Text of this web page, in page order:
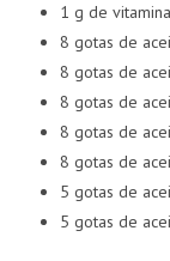
1 g de
8 gotas de
8 gotas de
8 gotas de
8 gotas de
8 gotas de
5 gotas de
5 gotas de